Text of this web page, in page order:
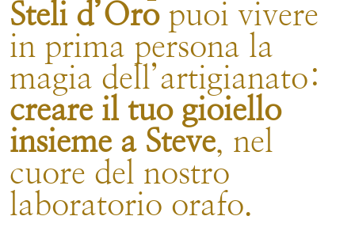
GIOIELLI PERSONALIZZATI
OFFICINA ORAFA
INSPIRATION
STEVE ANGELI
DIAMANTI DA INVESTIMENTO
Steli d’Oropuoi vivere
in prima persona la
magia dell’artigianato:
creare il tuo gioiello
insieme a Steve, nel
cuore del nostro
laboratorio orafo.